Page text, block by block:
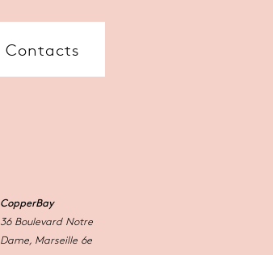
Contacts
CopperBay
36 Boulevard Notre
Dame, Marseille 6e